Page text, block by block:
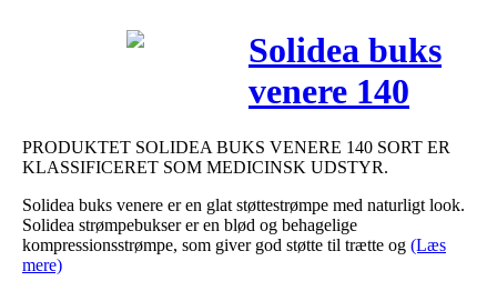
Solidea buks
venere 140
sort –
medium/large
1 stk
PRODUKTET SOLIDEA BUKS VENERE 140 SORT ER
KLASSIFICERET SOM MEDICINSK UDSTYR.
Solidea buks venere er en glat støttestrømpe med naturligt look.
Solidea strømpebukser er en blød og behagelige
kompressionsstrømpe, som giver god støtte til trætte og (Læs
mere)